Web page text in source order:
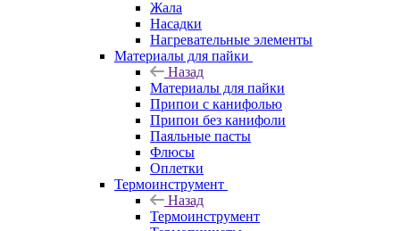
Жала
Насадки
Нагревательные элементы
Материалы для пайки
Назад
Материалы для пайки
Припои с канифолью
Припои без канифоли
Паяльные пасты
Флюсы
Оплетки
Термоинструмент
Назад
Термоинструмент